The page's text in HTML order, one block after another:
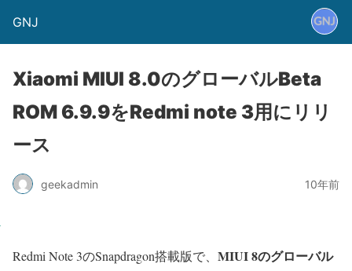
GNJ
Xiaomi MIUI 8.0のグローバルBeta
ROM 6.9.9をRedmi note 3用にリリ
ース
geekadmin 10年前
Redmi Note 3のSnapdragon搭載版で、 MIUI 8のグローバル